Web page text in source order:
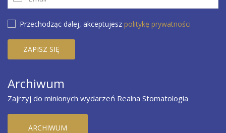
Przechodząc dalej, akceptujesz politykę prywatności
Archiwum
Zajrzyj do minionych wydarzeń Realna Stomatologia
ARCHIWUM